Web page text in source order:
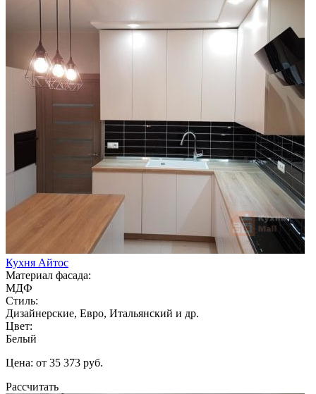
Кухня Айтос
Материал фасада:
МДФ
Стиль:
Дизайнерские, Евро, Итальянский и др.
Цвет:
Белый
Цена: от 35 373 руб.
Рассчитать